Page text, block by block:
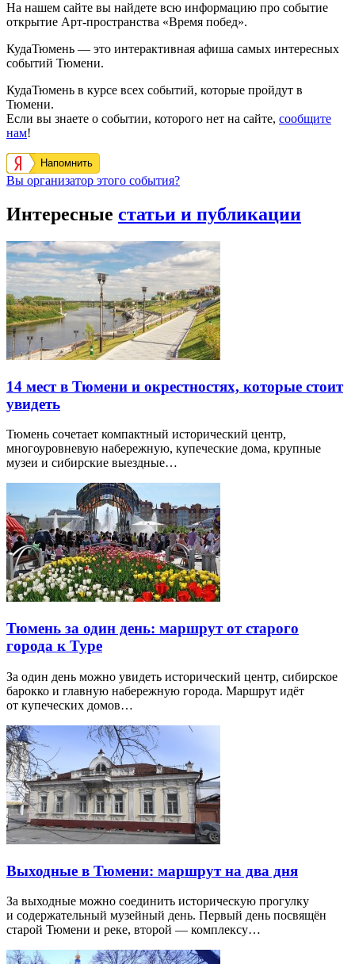
На нашем сайте вы найдете всю информацию про событие
открытие Арт-пространства «Время побед».
КудаТюмень — это интерактивная афиша самых интересных
событий Тюмени.
КудаТюмень в курсе всех событий, которые пройдут в
Тюмени.
Если вы знаете о событии, которого нет на сайте, сообщите
нам!
Напомнить
Вы организатор этого события?
Интересные статьи и публикации
14 мест в Тюмени и окрестностях, которые стоит
увидеть
Тюмень сочетает компактный исторический центр,
многоуровневую набережную, купеческие дома, крупные
музеи и сибирские выездные…
Тюмень за один день: маршрут от старого
города к Туре
За один день можно увидеть исторический центр, сибирское
барокко и главную набережную города. Маршрут идёт
от купеческих домов…
Выходные в Тюмени: маршрут на два дня
За выходные можно соединить историческую прогулку
и содержательный музейный день. Первый день посвящён
старой Тюмени и реке, второй — комплексу…